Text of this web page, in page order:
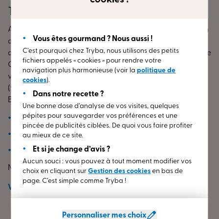
Amorcez votre projet de remplacement ou de rénovation
de vos menuiseries (fenêtres, porte d’entrée, volets) dès
aujourd’hui. Rendez-vous dans l’Espace Conseil TRYBA de
QUEVEN (56) !Nos conseillers experts se font une joie de
vous accueillir dans notre magasin TRYBA de QUEVEN
(56) situé dans le département de Morbihan, en région
Bretagne.
fenêtres en PVC, aluminium ou bois ;
portes d’entrée en PVC, aluminium ou bois ;
voletsen PVC, aluminium ou bois.
Nos menuiseries adaptées àtous les modèles
d’habitationsbénéficient d’ isolation
dans le domaine et conservent les performances dans le
dans nos usines de fabrication en France depuis plus de
Voir
Vous êtes gourmand ? Nous aussi !
C’est pourquoi chez Tryba, nous utilisons des petits
fichiers appelés « cookies » pour rendre votre
navigation plus harmonieuse (voir lapolitique de
cookies).
Dans notre recette ?
Une bonne dose d’analyse de vos visites, quelques
pépites pour sauvegarder vos préférences et une
pincée de publicités ciblées. De quoi vous faire profiter
au mieux de ce site.
Et si je change d’avis ?
Aucun souci : vous pouvez à tout moment modifier vos
choix en cliquant surGestion des cookies en bas de
page. C’est simple comme Tryba !
Personnaliser mes choix